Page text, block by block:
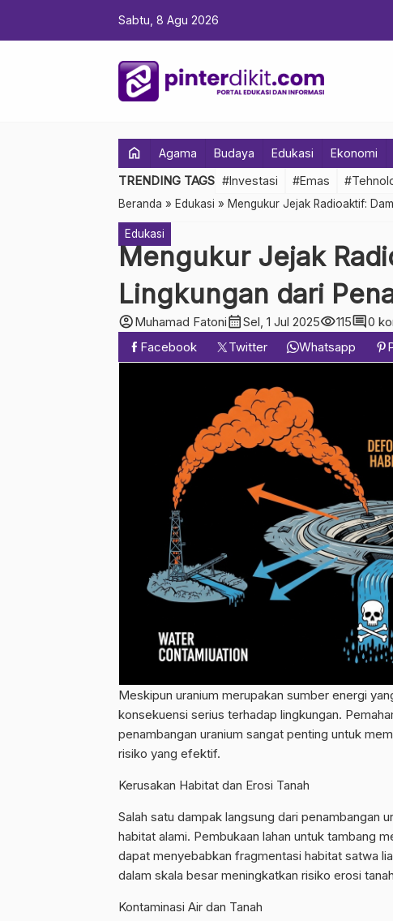
Sabtu, 8 Agu 2026
home Agama Budaya Edukasi Ekonomi
TRENDING TAGS #Investasi #Emas
Beranda » Edukasi » Mengukur Jejak Radioaktif:
Edukasi
Mengukur Jejak
Lingkungan dari
account_circleMuhamad Fatonicalendar_monthSel, 1 Jul 2025visibility115comment0
Facebook
Twitter Whatsapp
Meskipun uranium merupakan sumber energi
konsekuensi serius terhadap lingkungan.
penambangan uranium sangat penting untuk
risiko yang efektif.
Kerusakan Habitat dan Erosi Tanah
Salah satu dampak langsung dari penambangan
habitat alami. Pembukaan lahan untuk tambang
dapat menyebabkan fragmentasi habitat satwa
dalam skala besar meningkatkan risiko erosi
Kontaminasi Air dan Tanah